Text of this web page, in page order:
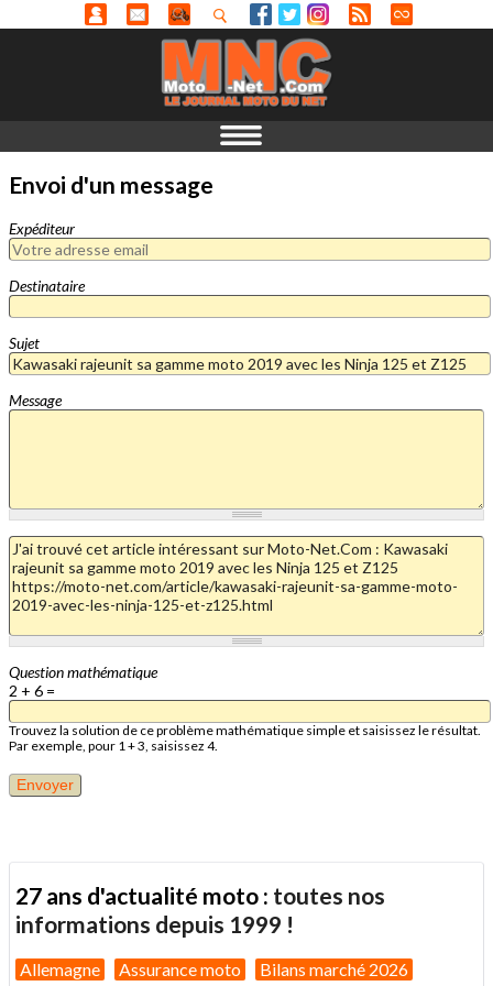
Envoi d'un message
Expéditeur
Destinataire
Sujet
Message
Question mathématique
2 + 6 =
Trouvez la solution de ce problème mathématique simple et saisissez le résultat.
Par exemple, pour 1 + 3, saisissez 4.
27 ans d'actualité moto : toutes nos
informations depuis 1999 !
Allemagne Assurance moto Bilans marché 2026